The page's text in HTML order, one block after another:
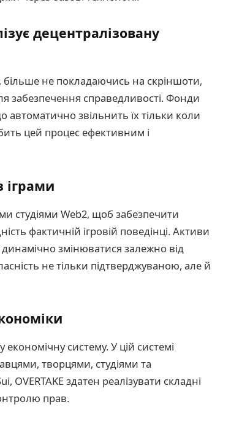
децентралізовану
більше не покладаючись на скріншоти,
забезпечення справедливості. Фонди
автоматично звільнить їх тільки коли
цей процес ефективним і
іграми
студіями Web2, щоб забезпечити
фактичній ігровій поведінці. Активи
змінюватися залежно від
не тільки підтверджуваною, але й
систему. У цій системі
творцями, студіями та
здатен реалізувати складні
прав.